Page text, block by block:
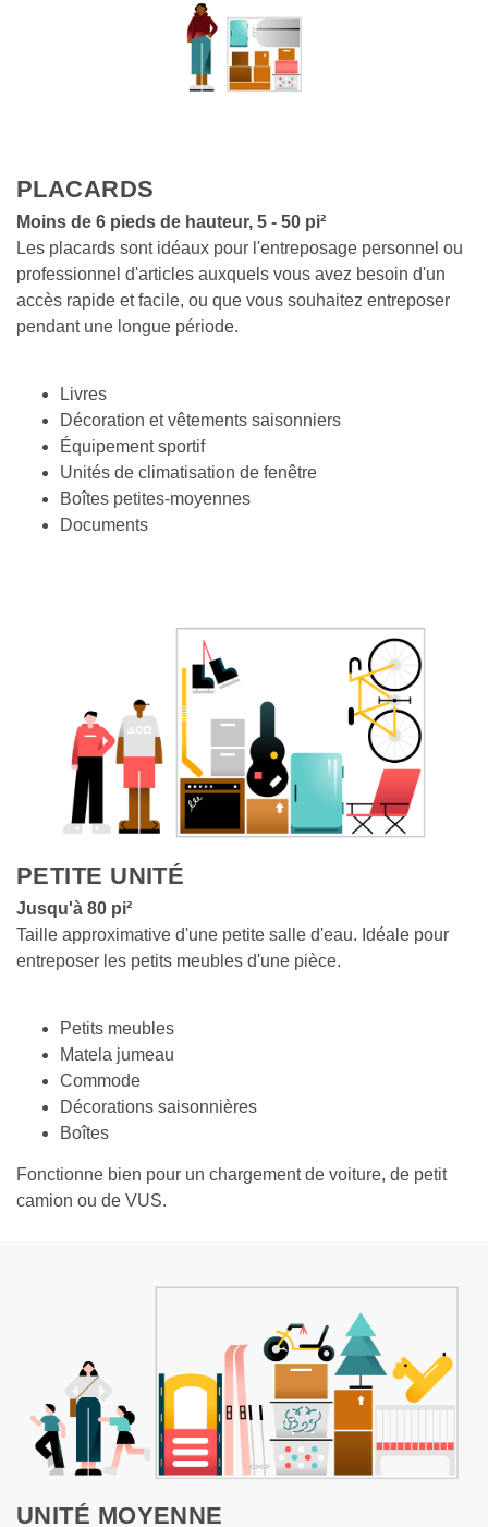
PLACARDS
Moins de 6 pieds de hauteur, 5 - 50 pi²
Les placards sont idéaux pour l'entreposage personnel ou
professionnel d'articles auxquels vous avez besoin d'un
accès rapide et facile, ou que vous souhaitez entreposer
pendant une longue période.
Livres
Décoration et vêtements saisonniers
Équipement sportif
Unités de climatisation de fenêtre
Boîtes petites-moyennes
Documents
PETITE UNITÉ
Jusqu'à 80 pi²
Taille approximative d'une petite salle d'eau. Idéale pour
entreposer les petits meubles d'une pièce.
Petits meubles
Matela jumeau
Commode
Décorations saisonnières
Boîtes
Fonctionne bien pour un chargement de voiture, de petit
camion ou de VUS.
UNITÉ MOYENNE